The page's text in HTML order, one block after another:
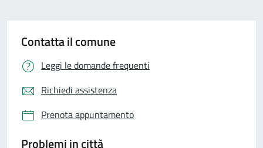
Contatta il comune
Leggi le domande frequenti
Richiedi assistenza
Prenota appuntamento
Problemi in città